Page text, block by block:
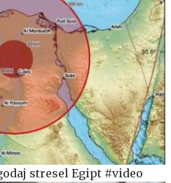
stresel Egipt #video